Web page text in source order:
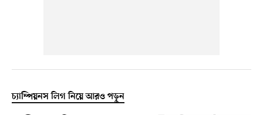
চ্যাম্পিয়নস লিগ নিয়ে আরও পড়ুন